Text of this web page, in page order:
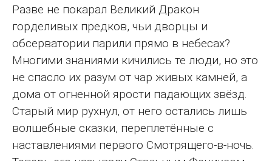
Разве не покарал Великий Дракон
горделивых предков, чьи дворцы и
обсерватории парили прямо в небесах?
Многими знаниями кичились те люди, но это
не спасло их разум от чар живых камней, а
дома от огненной ярости падающих звёзд.
Старый мир рухнул, от него остались лишь
волшебные сказки, переплетённые с
наставлениями первого Смотрящего-в-ночь.